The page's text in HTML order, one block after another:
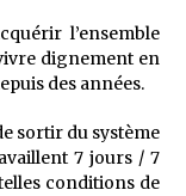
l’ensemble
dignement en
des années.
sortir du système
7 jours / 7
conditions de